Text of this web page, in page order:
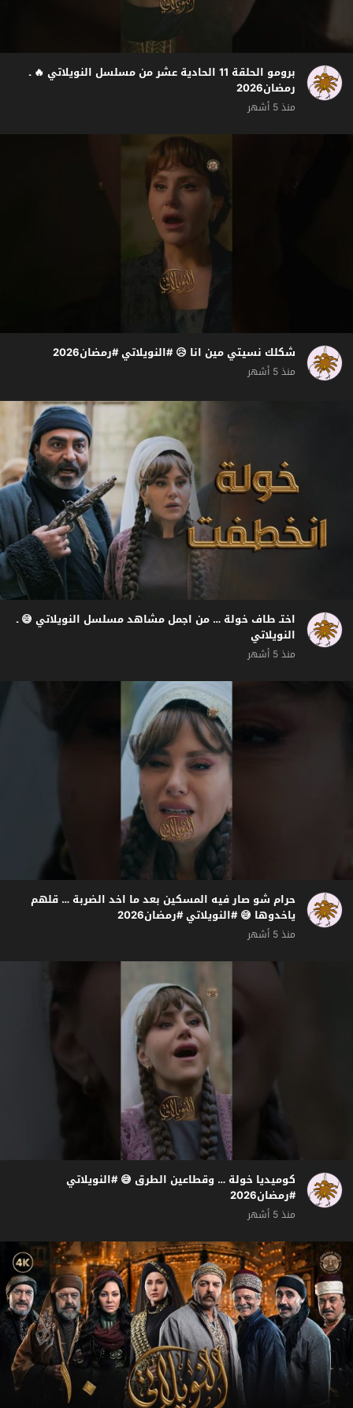
برومو الحلقة 11 الحادية عشر من مسلسل النويلاتي 🔥 ـ
رمضان2026
منذ 5 أشهر
شكلك نسيتي مين انا 😥 #النويلاتي #رمضان2026
منذ 5 أشهر
اختـ طاف خولة … من اجمل مشاهد مسلسل النويلاتي 😅 ـ
النويلاتي
منذ 5 أشهر
حرام شو صار فيه المسكين بعد ما اخد الضربة … قلهم
ياخدوها 😅 #النويلاتي #رمضان2026
منذ 5 أشهر
كوميديا خولة … وقطاعين الطرق 😅 #النويلاتي
#رمضان2026
منذ 5 أشهر